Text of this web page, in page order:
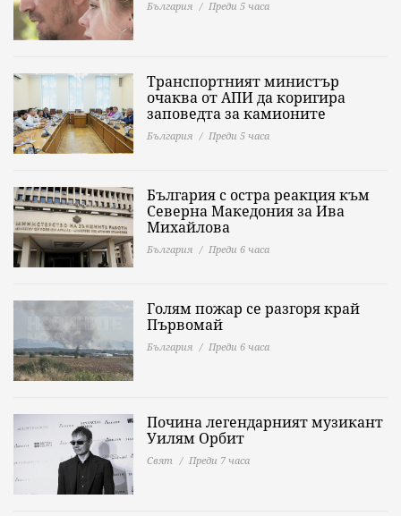
България Преди 5 часа
Транспортният министър
очаква от АПИ да коригира
заповедта за камионите
България Преди 5 часа
България с остра реакция към
Северна Македония за Ива
Михайлова
България Преди 6 часа
Голям пожар се разгоря край
Първомай
България Преди 6 часа
Почина легендарният музикант
Уилям Орбит
Свят Преди 7 часа